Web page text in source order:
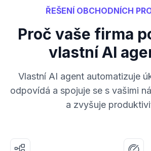
ŘEŠENÍ OBCHODNÍCH
Proč vaše firma
vlastní AI
Vlastní AI agent automatizuje
odpovídá a spojuje se s vašimi
a zvyšuje